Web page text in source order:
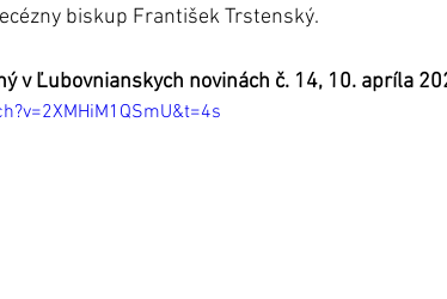
biskup František Trstenský.
v Ľubovnianskych novinách č. 14, 10. apríla